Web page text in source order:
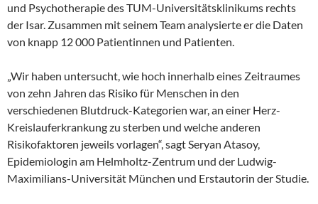
und Psychotherapie des TUM-Universitätsklinikums rechts
der Isar. Zusammen mit seinem Team analysierte er die Daten
von knapp 12 000 Patientinnen und Patienten.
„Wir haben untersucht, wie hoch innerhalb eines Zeitraumes
von zehn Jahren das Risiko für Menschen in den
verschiedenen Blutdruck-Kategorien war, an einer Herz-
Kreislauferkrankung zu sterben und welche anderen
Risikofaktoren jeweils vorlagen“, sagt Seryan Atasoy,
Epidemiologin am Helmholtz-Zentrum und der Ludwig-
Maximilians-Universität München und Erstautorin der Studie.